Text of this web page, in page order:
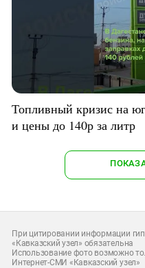
Топливный кризис на
и цены до 140р за литр
При цитировании информации
«Кавказский узел» обязательна
Использование фото возможно
Интернет-СМИ «Кавказский узел»